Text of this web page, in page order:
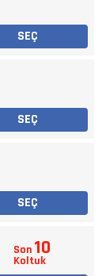
SEÇ
SEÇ
SEÇ
Son 10
Koltuk